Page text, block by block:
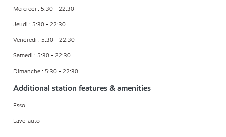
Mercredi : 5:30 - 22:30
Jeudi : 5:30 - 22:30
Vendredi : 5:30 - 22:30
Samedi : 5:30 - 22:30
Dimanche : 5:30 - 22:30
Additional station features & amenities
Esso
Lave-auto